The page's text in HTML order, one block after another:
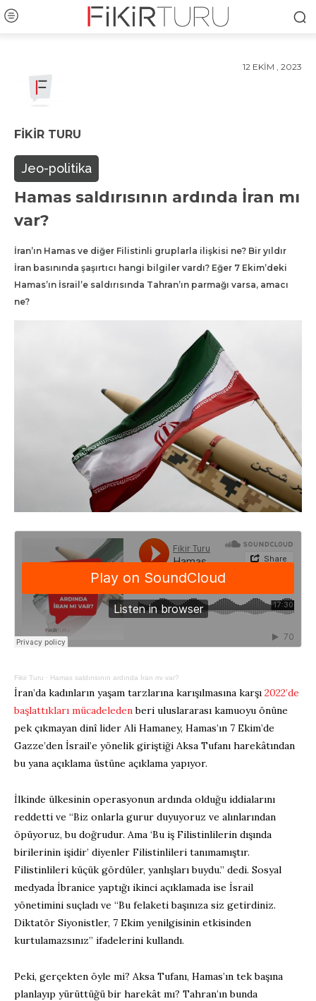
12 EKIM , 2023
FIKIR TURU
Jeo-politika
Hamas saldırısının ardında İran mı
var?
İran’ın Hamas ve diğer Filistinli gruplarla ilişkisi ne? Bir yıldır
İran basınında şaşırtıcı hangi bilgiler vardı? Eğer 7 Ekim’deki
Hamas’ın İsrail’e saldırısında Tahran’ın parmağı varsa, amacı
ne?
Fikir Turu · Hamas saldırısının ardında İran mı var?
İran’da kadınların yaşam tarzlarına karışılmasına karşı 2022’de
başlattıkları mücadeledenberi uluslararası kamuoyu önüne
pek çıkmayan dinî lider Ali Hamaney, Hamas’ın 7 Ekim’de
Gazze’den İsrail’e yönelik giriştiği Aksa Tufanı harekâtından
bu yana açıklama üstüne açıklama yapıyor.
İlkinde ülkesinin operasyonun ardında olduğu iddialarını
reddetti ve “Biz onlarla gurur duyuyoruz ve alınlarından
öpüyoruz, bu doğrudur. Ama ‘Bu iş Filistinlilerin dışında
birilerinin işidir’ diyenler Filistinlileri tanımamıştır.
Filistinlileri küçük gördüler, yanlışları buydu.” dedi. Sosyal
medyada İbranice yaptığı ikinci açıklamada ise İsrail
yönetimini suçladı ve “Bu felaketi başınıza siz getirdiniz.
Diktatör Siyonistler, 7 Ekim yenilgisinin etkisinden
kurtulamazsınız” ifadelerini kullandı.
Peki, gerçekten öyle mi? Aksa Tufanı, Hamas’ın tek başına
planlayıp yürüttüğü bir harekât mı? Tahran’ın bunda